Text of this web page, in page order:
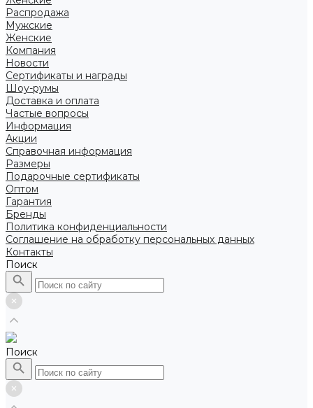
Распродажа
Мужские
Женские
Компания
Новости
Сертификаты и награды
Шоу-румы
Доставка и оплата
Частые вопросы
Информация
Акции
Справочная информация
Размеры
Подарочные сертификаты
Оптом
Гарантия
Бренды
Политика конфиденциальности
Соглашение на обработку персональных данных
Контакты
Поиск
Поиск